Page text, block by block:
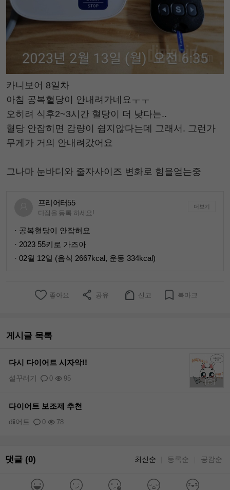
카니보어 8일차
아침 공복혈당이 안내려가네요ㅜㅜ
오히려 식후2~3시간 혈당이 더 낮다는..
혈당 안잡히면 감량이 쉽지않다는데 그래서. 그런가
무게가 거의 안내려갔어요
그나마 눈바디와 줄자사이즈 변화로 힘을얻는중
프리어터55
다짐을 등록 하세요!
더보기
· 공복혈당이 안잡혀요
· 2023 55키로 가즈아
· 02월 12일 (음식 2667kcal, 운동 334kcal)
좋아요 공유 신고 북마크
게시글 목록
다시 다이어트 시자악!!
0 95
설꾸러기
다이어트 보조제 추천
0 78
dii어트
댓글 (0) 최신순 등록순 공감순